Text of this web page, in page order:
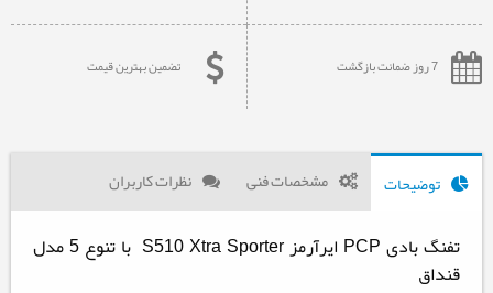
7 روز ضمانت بازگشت تضمین بهترین قیمت
توضیحات مشخصات فنی نظرات کاربران
تفنگ بادی PCP ایرآرمز S510 Xtra Sporter با تنوع 5 مدل
قنداق